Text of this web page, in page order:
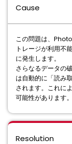
Cause
この問題は、
トレージが利用不
に発生します。
さらなるデータの
は自動的に「読み
されます。これに
可能性があります。
Resolution